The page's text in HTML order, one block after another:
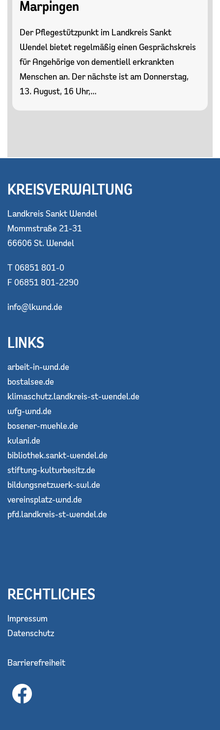
Marpingen
Der Pflegestützpunkt im Landkreis Sankt
Wendel bietet regelmäßig einen Gesprächskreis
für Angehörige von dementiell erkrankten
Menschen an. Der nächste ist am Donnerstag,
13. August, 16 Uhr,…
KREISVERWALTUNG
Landkreis Sankt Wendel
Mommstraße 21-31
66606 St. Wendel
T 06851 801-0
F 06851 801-2290
info@lkwnd.de
LINKS
arbeit-in-wnd.de
bostalsee.de
klimaschutz.landkreis-st-wendel.de
wfg-wnd.de
bosener-muehle.de
kulani.de
bibliothek.sankt-wendel.de
stiftung-kulturbesitz.de
bildungsnetzwerk-swl.de
vereinsplatz-wnd.de
pfd.landkreis-st-wendel.de
RECHTLICHES
Impressum
Datenschutz
Barrierefreiheit